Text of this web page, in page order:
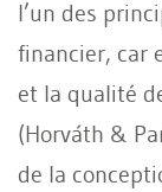
l’un des
financier, car
et la qualité
(Horváth &
de la